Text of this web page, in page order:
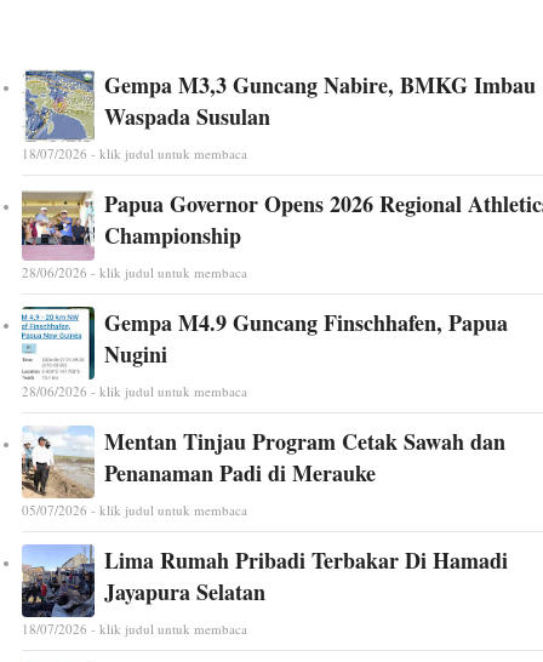
Gempa M3,3 Guncang Nabire, BMKG Imbau
Waspada Susulan
18/07/2026 - klik judul untuk membaca
Papua Governor Opens 2026 Regional
Championship
28/06/2026 - klik judul untuk membaca
Gempa M4.9 Guncang Finschhafen, Papua
Nugini
28/06/2026 - klik judul untuk membaca
Mentan Tinjau Program Cetak Sawah dan
Penanaman Padi di Merauke
05/07/2026 - klik judul untuk membaca
Lima Rumah Pribadi Terbakar Di Hamadi
Jayapura Selatan
18/07/2026 - klik judul untuk membaca